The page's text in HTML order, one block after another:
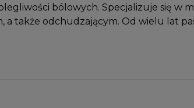
bólowych. Specjalizuje się w
a także odchudzającym. Od wielu lat